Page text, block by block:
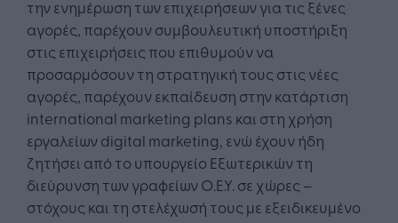
την ενημέρωση των επιχειρήσεων για τις ξένες
αγορές, παρέχουν συμβουλευτική υποστήριξη
στις επιχειρήσεις που επιθυμούν να
προσαρμόσουν τη στρατηγική τους στις νέες
αγορές, παρέχουν εκπαίδευση στην κατάρτιση
international marketing plans και στη χρήση
εργαλείων digital marketing, ενώ έχουν ήδη
ζητήσει από το υπουργείο Εξωτερικών τη
διεύρυνση των γραφείων Ο.Ε.Υ. σε χώρες –
στόχους και τη στελέχωσή τους με εξειδικευμένο